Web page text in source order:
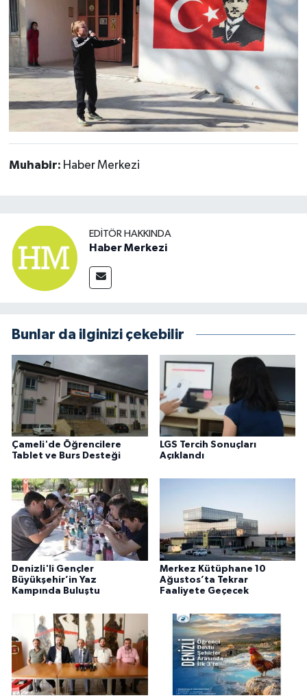
Muhabir: Haber Merkezi
EDITÖR HAKKINDA
Haber Merkezi
Bunlar da ilginizi çekebilir
Çameli'de Öğrencilere
Tablet ve Burs Desteği
LGS Tercih Sonuçları
Açıklandı
Denizli'li Gençler
Büyükşehir’in Yaz
Kampında Buluştu
Merkez Kütüphane 10
Ağustos’ta Tekrar
Faaliyete Geçecek